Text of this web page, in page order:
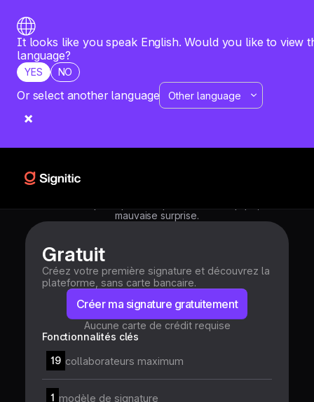
It looks like you speak English. Would you like to view
language?
YES NO
Or select another language
mauvaise surprise.
Gratuit
Créez votre première signature et découvrez la
plateforme, sans carte bancaire.
Créer ma signature gratuitement
Aucune carte de crédit requise
Fonctionnalités clés
19 collaborateurs maximum
1 modèle de signature